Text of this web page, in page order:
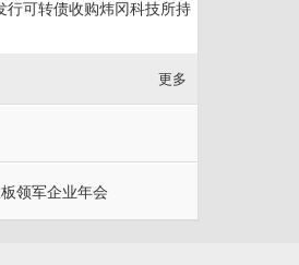
可转债收购炜冈科技所持
更多
领军企业年会